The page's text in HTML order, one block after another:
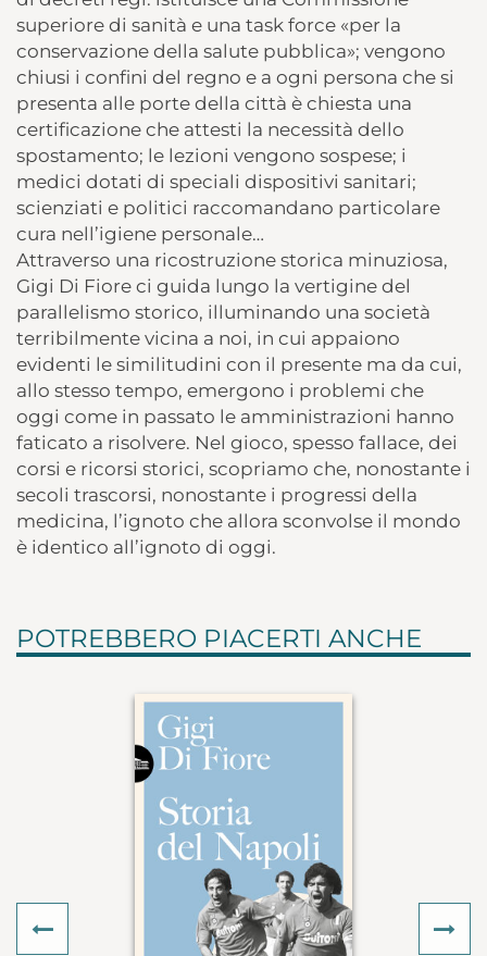
superiore di sanità e una task force «per la
conservazione della salute pubblica»; vengono
chiusi i confini del regno e a ogni persona che si
presenta alle porte della città è chiesta una
certificazione che attesti la necessità dello
spostamento; le lezioni vengono sospese; i
medici dotati di speciali dispositivi sanitari;
scienziati e politici raccomandano particolare
cura nell’igiene personale…
Attraverso una ricostruzione storica minuziosa,
Gigi Di Fiore ci guida lungo la vertigine del
parallelismo storico, illuminando una società
terribilmente vicina a noi, in cui appaiono
evidenti le similitudini con il presente ma da cui,
allo stesso tempo, emergono i problemi che
oggi come in passato le amministrazioni hanno
faticato a risolvere. Nel gioco, spesso fallace, dei
corsi e ricorsi storici, scopriamo che, nonostante i
secoli trascorsi, nonostante i progressi della
medicina, l’ignoto che allora sconvolse il mondo
è identico all’ignoto di oggi.
POTREBBERO PIACERTI ANCHE
Previous